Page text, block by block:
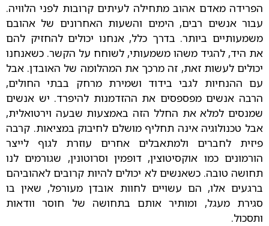
הפרידה מאדם אהוב מתחילה לעיתים קרובות לפני הלוויה.
עבור אנשים רבים, הימים והשעות האחרונים של אהובם
משמעותיים ביותר. בדרך כלל, אנחנו יכולים להחזיק להם
את היד, להגיד משהו משמעותי, לשוחח על הקשר. כשאנחנו
יכולים לעשות זאת, זה מרכך את המהלומה של האובדן. אבל
עם ההנחיות לגבי בידוד ושמירת מרחק בבתי החולים,
הרבה אנשים מפספסים את ההזדמנות להיפרד. יש אנשים
שמנסים למלא את החלל הזה באמצעות שבעה וירטואלית,
אבל טכנולוגיה אינה תחליף מושלם לחיבוק במציאות. קרבה
פיזית לחברים ולמתאבלים אחרים עוזרת לגוף לייצר
הורמונים כמו אוקסיטוצין, דופמין וסרוטונין, שגורמים לנו
תחושה טובה. כשאנשים לא יכולים להיות קרובים לאהוביהם
ברגעים אלו, הם עשויים לחוות אובדן מעורפל, שאין בו
סגירת מעגל, ומותיר אותם בתחושה של חוסר וודאות
ותסכול.